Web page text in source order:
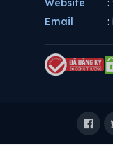
Website
:
Email
: